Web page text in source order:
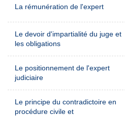
La rémunération de l'expert
Le devoir d'impartialité du juge et
les obligations
Le positionnement de l'expert
judiciaire
Le principe du contradictoire en
procédure civile et